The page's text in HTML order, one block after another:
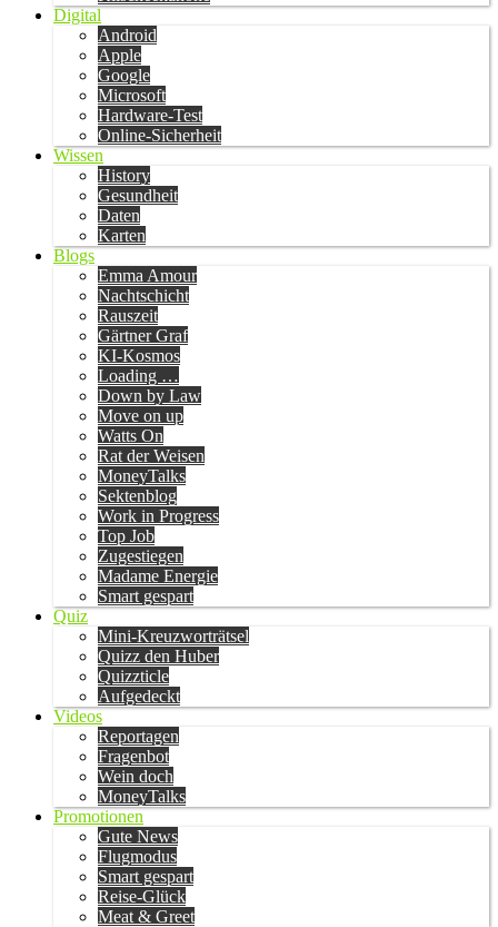
Digital
Android
Apple
Google
Microsoft
Hardware-Test
Online-Sicherheit
Wissen
History
Gesundheit
Daten
Karten
Blogs
Emma Amour
Nachtschicht
Rauszeit
Gärtner Graf
KI-Kosmos
Loading …
Down by Law
Move on up
Watts On
Rat der Weisen
MoneyTalks
Sektenblog
Work in Progress
Top Job
Zugestiegen
Madame Energie
Smart gespart
Quiz
Mini-Kreuzworträtsel
Quizz den Huber
Quizzticle
Aufgedeckt
Videos
Reportagen
Fragenbot
Wein doch
MoneyTalks
Promotionen
Gute News
Flugmodus
Smart gespart
Reise-Glück
Meat & Greet